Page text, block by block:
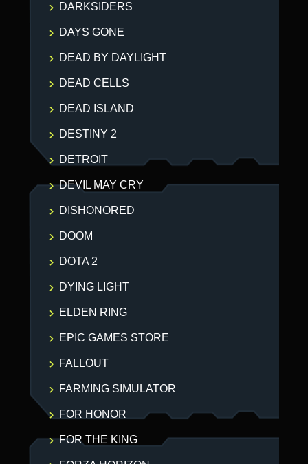
DARKSIDERS
DAYS GONE
DEAD BY DAYLIGHT
DEAD CELLS
DEAD ISLAND
DESTINY 2
DETROIT
DEVIL MAY CRY
DISHONORED
DOOM
DOTA 2
DYING LIGHT
ELDEN RING
EPIC GAMES STORE
FALLOUT
FARMING SIMULATOR
FOR HONOR
FOR THE KING